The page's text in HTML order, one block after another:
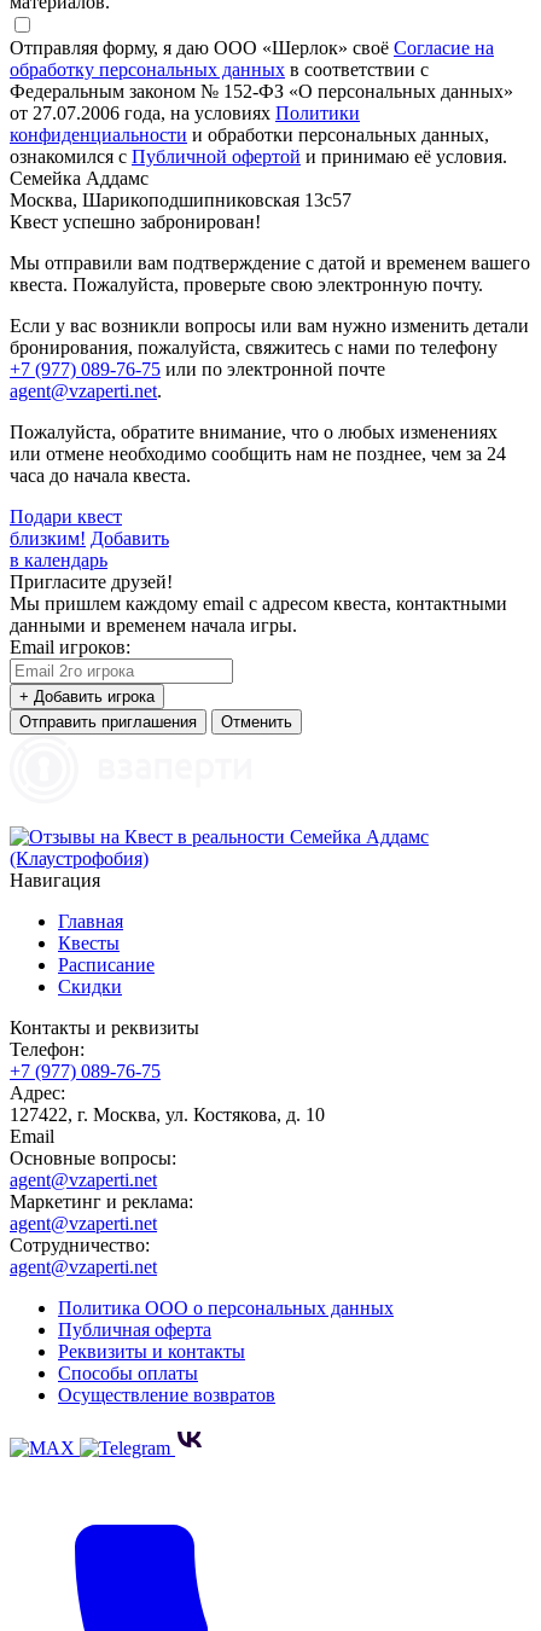
Отправляя форму, я даю ООО «Шерлок» своё Согласие на
обработку персональных данных в соответствии с
Федеральным законом № 152-ФЗ «О персональных данных»
от 27.07.2006 года, на условиях Политики
конфиденциальности и обработки персональных данных,
ознакомился с Публичной офертой и принимаю её условия.
Семейка Аддамс
Москва, Шарикоподшипниковская 13с57
Квест успешно забронирован!
Мы отправили вам подтверждение с датой и временем вашего
квеста. Пожалуйста, проверьте свою электронную почту.
Если у вас возникли вопросы или вам нужно изменить детали
бронирования, пожалуйста, свяжитесь с нами по телефону
+7 (977) 089-76-75 или по электронной почте
agent@vzaperti.net.
Пожалуйста, обратите внимание, что о любых изменениях
или отмене необходимо сообщить нам не позднее, чем за 24
часа до начала квеста.
Подари квест
близким! Добавить
в календарь
Пригласите друзей!
Мы пришлем каждому email с адресом квеста, контактными
данными и временем начала игры.
Email игроков:
+ Добавить игрока
Отправить приглашения
Отменить
Навигация
Главная
Квесты
Расписание
Скидки
Контакты и реквизиты
Телефон:
+7 (977) 089-76-75
Адрес:
127422, г. Москва, ул. Костякова, д. 10
Email
Основные вопросы:
agent@vzaperti.net
Маркетинг и реклама:
agent@vzaperti.net
Сотрудничество:
agent@vzaperti.net
Политика ООО о персональных данных
Публичная оферта
Реквизиты и контакты
Способы оплаты
Осуществление возвратов